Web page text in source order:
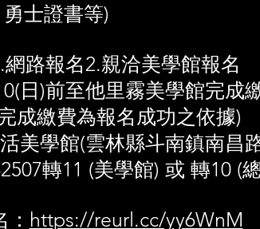
勇士證書等)
路報名2.親洽美學館報名
日)前至他里霧美學館完成
報名成功之依據)
美學館(雲林縣斗南鎮南昌
轉11 (美學館) 或 轉10 (
https://reurl.cc/yy6WnM